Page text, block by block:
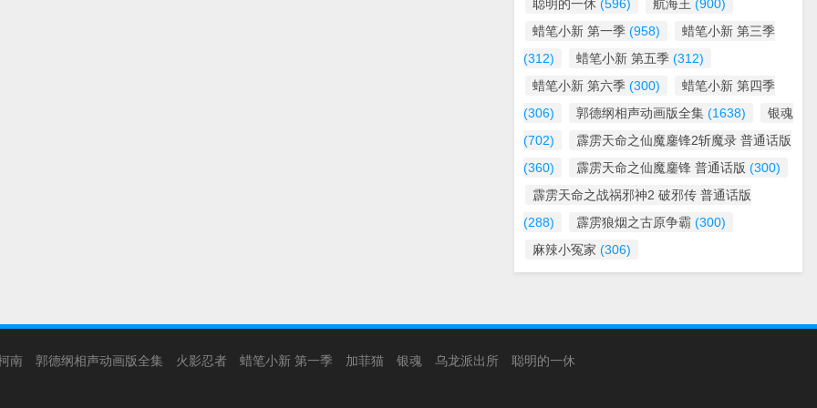
聪明的一休 (596) 航海王 (900)
蜡笔小新 第一季 (958)
蜡笔小新 第三季
(312)
蜡笔小新 第五季 (312)
蜡笔小新 第六季 (300)
蜡笔小新 第四季
(306)
郭德纲相声动画版全集 (1638)
银魂
(702)
霹雳天命之仙魔鏖锋2斩魔录 普通话版
(360)
霹雳天命之仙魔鏖锋 普通话版 (300)
霹雳天命之战祸邪神2 破邪传 普通话版
(288)
霹雳狼烟之古原争霸 (300)
麻辣小冤家 (306)
南 郭德纲相声动画版全集 火影忍者 蜡笔小新 第一季 加菲猫 银魂 乌龙派出所 聪明的一休